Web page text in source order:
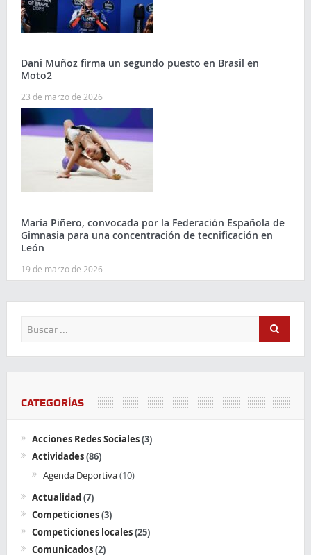
Dani Muñoz firma un segundo puesto en Brasil en
Moto2
23 de marzo de 2026
María Piñero, convocada por la Federación Española de
Gimnasia para una concentración de tecnificación en
León
19 de marzo de 2026
CATEGORÍAS
Acciones Redes Sociales(3)
Actividades(86)
Agenda Deportiva(10)
Actualidad (7)
Competiciones(3)
Competiciones locales(25)
Comunicados(2)